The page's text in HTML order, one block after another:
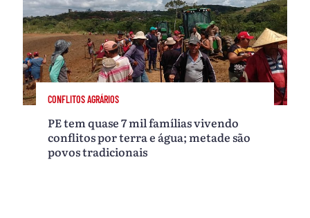
CONFLITOS AGRÁRIOS
PE tem quase 7 mil famílias vivendo
conflitos por terra e água; metade são
povos tradicionais